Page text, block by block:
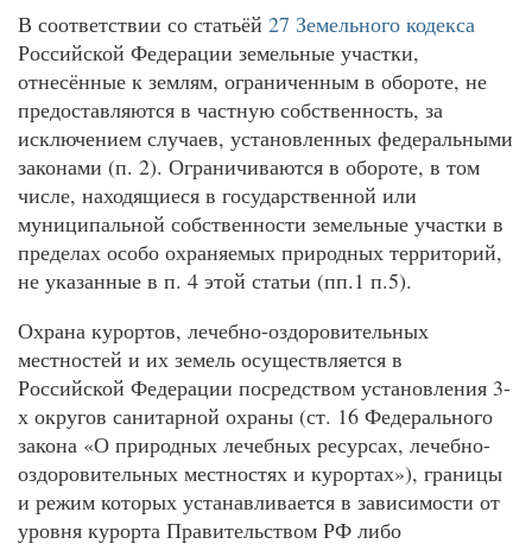
В соответствии со статьёй 27 Земельного кодекса
Российской Федерации земельные участки,
отнесённые к землям, ограниченным в обороте, не
предоставляются в частную собственность, за
исключением случаев, установленных федеральными
законами (п. 2). Ограничиваются в обороте, в том
числе, находящиеся в государственной или
муниципальной собственности земельные участки в
пределах особо охраняемых природных территорий,
не указанные в п. 4 этой статьи (пп.1 п.5).
Охрана курортов, лечебно-оздоровительных
местностей и их земель осуществляется в
Российской Федерации посредством установления 3-
х округов санитарной охраны (ст. 16 Федерального
закона «О природных лечебных ресурсах, лечебно-
оздоровительных местностях и курортах»), границы
и режим которых устанавливается в зависимости от
уровня курорта Правительством РФ либо